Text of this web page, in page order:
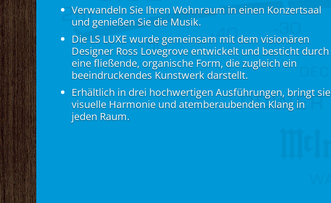
Verwandeln Sie Ihren Wohnraum in einen Konzertsaal
und genießen Sie die Musik.
Die LS LUXE wurde gemeinsam mit dem visionären
Designer Ross Lovegrove entwickelt und besticht durch
eine fließende, organische Form, die zugleich ein
beeindruckendes Kunstwerk darstellt.
Erhältlich in drei hochwertigen Ausführungen, bringt sie
visuelle Harmonie und atemberaubenden Klang in
jeden Raum.